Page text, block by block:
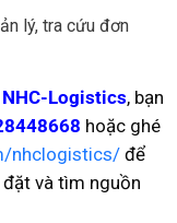
lý, tra cứu đơn
NHC-Logistics, bạn
hoặc ghé
nhclogistics/ để
và tìm nguồn